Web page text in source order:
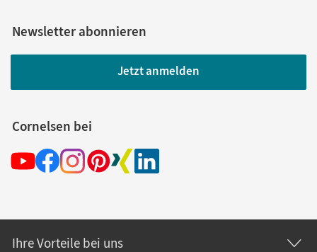
Newsletter abonnieren
Jetzt anmelden
Cornelsen bei
Ihre Vorteile bei uns